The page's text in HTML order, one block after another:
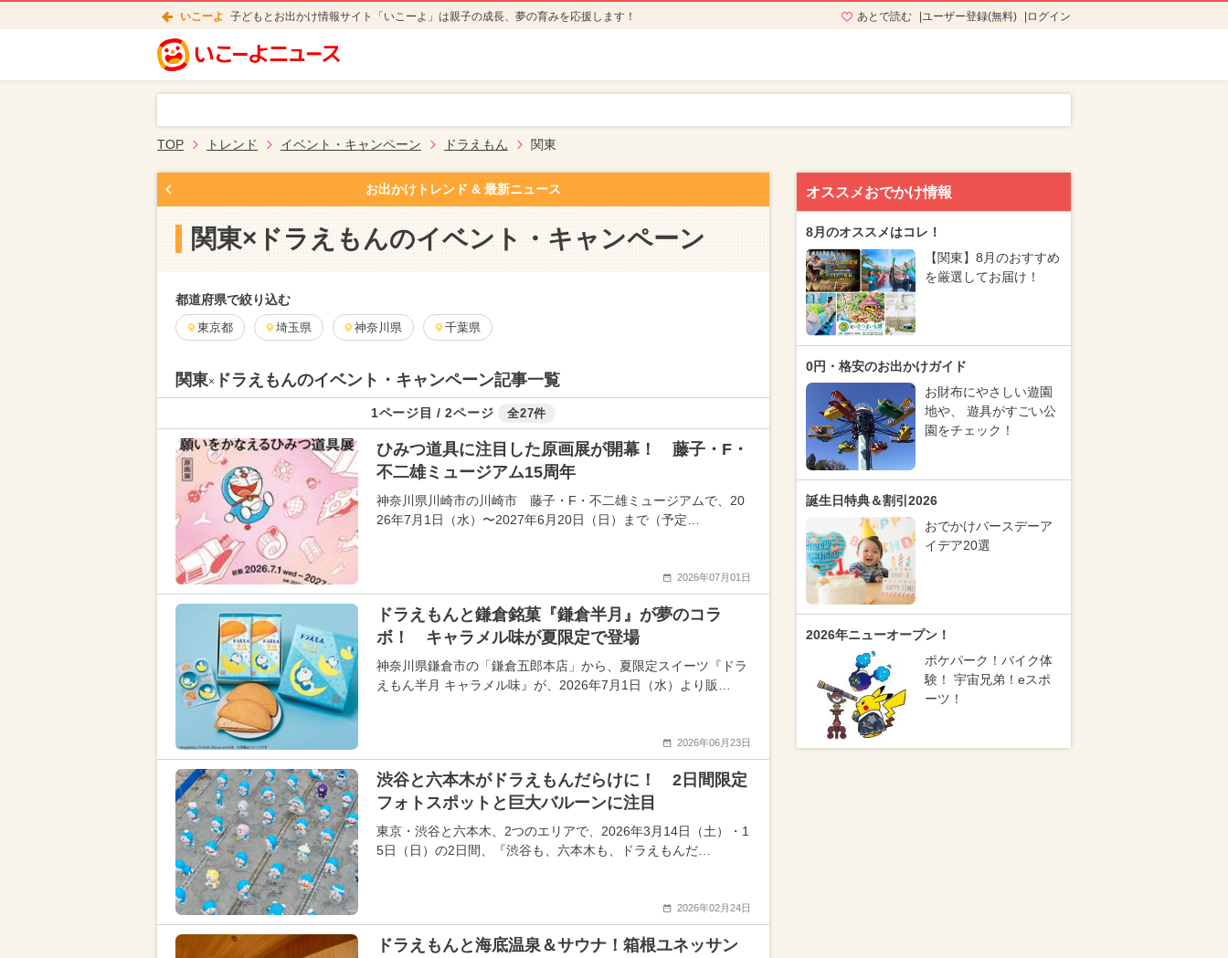
いこーよ 子どもとお出かけ情報サイト「いこーよ」は親子の成長、夢の育みを応援します！ あとで読む ユーザー登録(無料) ログイン
TOP トレンド イベント・キャンペーン ドラえもん 関東
お出かけトレンド & 最新ニュース
関東×ドラえもんのイベント・キャンペーン
都道府県で絞り込む
東京都 埼玉県 神奈川県 千葉県
関東× ドラえもんのイベント・キャンペーン記事一覧
1ページ目 / 2ページ 全27件
ひみつ道具に注目した原画展が開幕！ 藤子・F・
不二雄ミュージアム15周年
神奈川県川崎市の川崎市 藤子・F・不二雄ミュージアムで、20
26年7月1日（水）〜2027年6月20日（日）まで（予定…
2026年07月01日
ドラえもんと鎌倉銘菓『鎌倉半月』が夢のコラ
ボ！ キャラメル味が夏限定で登場
神奈川県鎌倉市の「鎌倉五郎本店」から、夏限定スイーツ『ドラ
えもん半月 キャラメル味』が、2026年7月1日（水）より販…
2026年06月23日
渋谷と六本木がドラえもんだらけに！ 2日間限定
フォトスポットと巨大バルーンに注目
東京・渋谷と六本木、2つのエリアで、2026年3月14日（土）・1
5日（日）の2日間、『渋谷も、六本木も、ドラえもんだ…
2026年02月24日
ドラえもんと海底温泉＆サウナ！箱根ユネッサン
オススメおでかけ情報
8月のオススメはコレ！
【関東】8月のおすすめ
を厳選してお届け！
0円・格安のお出かけガイド
お財布にやさしい遊園
地や、 遊具がすごい公
園をチェック！
誕生日特典＆割引2026
おでかけバースデーア
イデア20選
2026年ニューオープン！
ポケパーク！バイク体
験！ 宇宙兄弟！eスポ
ーツ！